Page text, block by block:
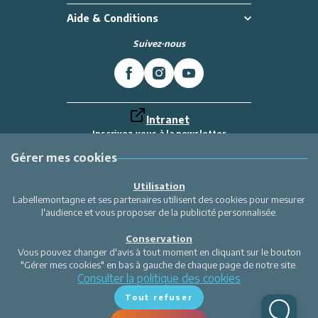
In summer : At the start of several hikes, close to Les Saisies ane Notre
Dame de Bellecombe.
OUR OPINION : High quality furnitures, all confort with really nice
deciration. Quality standing, linen & end of stay cleaning included. Warm
apartment on Les Grandes Alpes road. A must see to spend amazing
* FREE WIFI
- Cleaning service at the end of the stay: CATEGORY F,
- Stroller rental (upon request and if available).
Aide & Conditions
Suivez-nous
Intranet
Inscrivez-vous à la newsletter
Labellemontagne
Gérer mes cookies
Utilisation
Labellemontagne et ses partenaires utilisent des cookies pour mesurer
l'audience et vous proposer de la publicité personnalisée.
Conservation
Vous pouvez changer d'avis à tout moment en cliquant sur le bouton
"Gérer mes cookies" en bas à gauche de chaque page de notre site.
Consulter la politique des cookies
Tout refuser